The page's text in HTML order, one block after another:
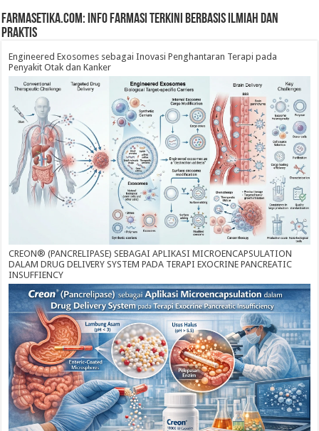
farmasetika.com: Info Farmasi Terkini Berbasis Ilmiah dan
Praktis
Engineered Exosomes sebagai Inovasi Penghantaran Terapi pada
Penyakit Otak dan Kanker
CREON® (PANCRELIPASE) SEBAGAI APLIKASI MICROENCAPSULATION
DALAM DRUG DELIVERY SYSTEM PADA TERAPI EXOCRINE PANCREATIC
INSUFFIENCY